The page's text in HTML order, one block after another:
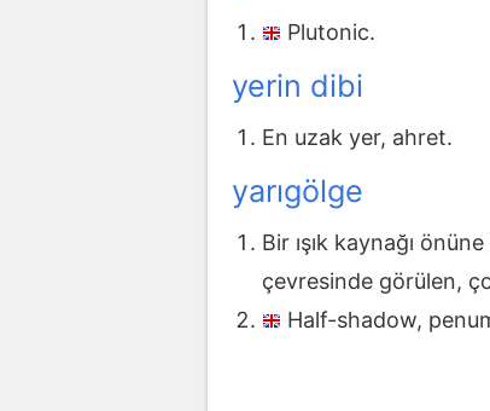
Plutonic.
yerin dibi
En uzak yer, ahret.
yarıgölge
Bir ışık kaynağı
çevresinde görülen,
Half-shadow,